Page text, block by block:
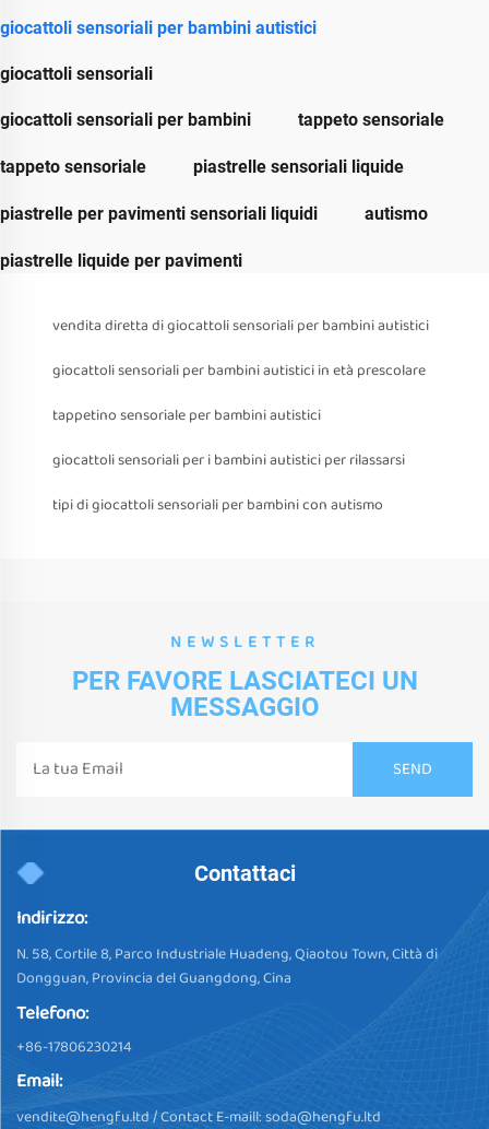
giocattoli sensoriali per bambini autistici
giocattoli sensoriali
giocattoli sensoriali per bambini tappeto sensoriale
tappeto sensoriale piastrelle sensoriali liquide
piastrelle per pavimenti sensoriali liquidi autismo
piastrelle liquide per pavimenti
vendita diretta di giocattoli sensoriali per bambini autistici
giocattoli sensoriali per bambini autistici in età prescolare
tappetino sensoriale per bambini autistici
giocattoli sensoriali per i bambini autistici per rilassarsi
tipi di giocattoli sensoriali per bambini con autismo
NEWSLETTER
PER FAVORE LASCIATECI UN
MESSAGGIO
Contattaci
Indirizzo:
N. 58, Cortile 8, Parco Industriale Huadeng, Qiaotou Town, Città di
Dongguan, Provincia del Guangdong, Cina
Telefono:
+86-17806230214
Email:
vendite@hengfu.ltd/ Contact E-maill:soda@hengfu.ltd